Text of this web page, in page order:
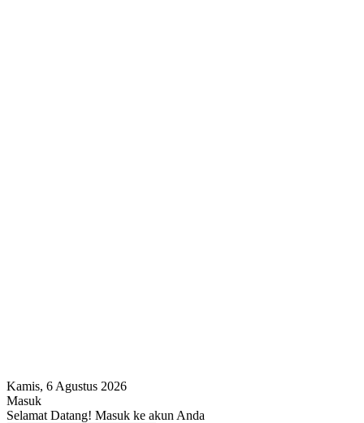
Kamis, 6 Agustus 2026
Masuk
Selamat Datang! Masuk ke akun Anda